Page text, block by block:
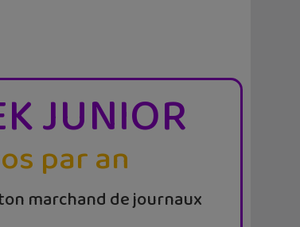
JUNIOR
par an
marchand de journaux